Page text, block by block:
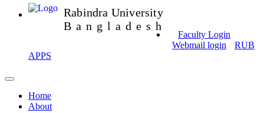
Rabindra University
Bangladesh
Faculty Login
Webmail login
RUB
APPS
Home
About